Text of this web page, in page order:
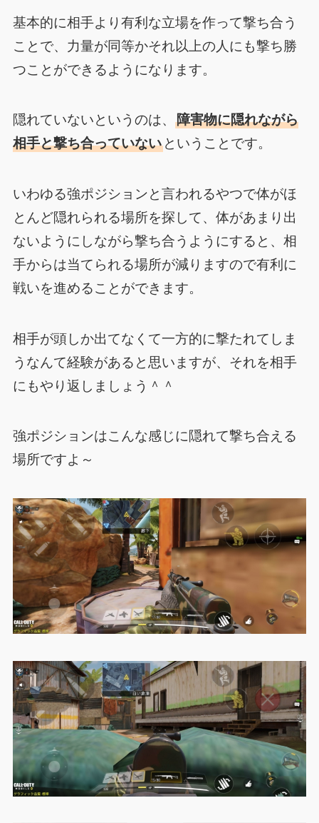
基本的に相手より有利な立場を作って撃ち合う
ことで、力量が同等かそれ以上の人にも撃ち勝
つことができるようになります。
隠れていないというのは、 障害物に隠れながら
相手と撃ち合っていないということです。
いわゆる強ポジションと言われるやつで体がほ
とんど隠れられる場所を探して、体があまり出
ないようにしながら撃ち合うようにすると、相
手からは当てられる場所が減りますので有利に
戦いを進めることができます。
相手が頭しか出てなくて一方的に撃たれてしま
うなんて経験があると思いますが、それを相手
にもやり返しましょう＾＾
強ポジションはこんな感じに隠れて撃ち合える
場所ですよ～